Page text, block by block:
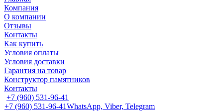
Компания
О компании
Отзывы
Контакты
Как купить
Условия оплаты
Условия доставки
Гарантия на товар
Конструктор памятников
Контакты
+7 (960) 531-96-41
+7 (960) 531-96-41WhatsApp, Viber, Telegram